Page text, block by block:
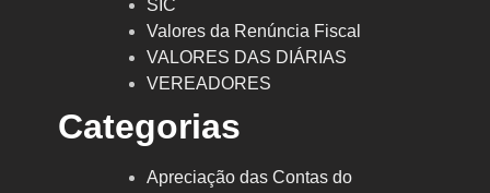
SIC
Valores da Renúncia Fiscal
VALORES DAS DIÁRIAS
VEREADORES
Categorias
Apreciação das Contas do